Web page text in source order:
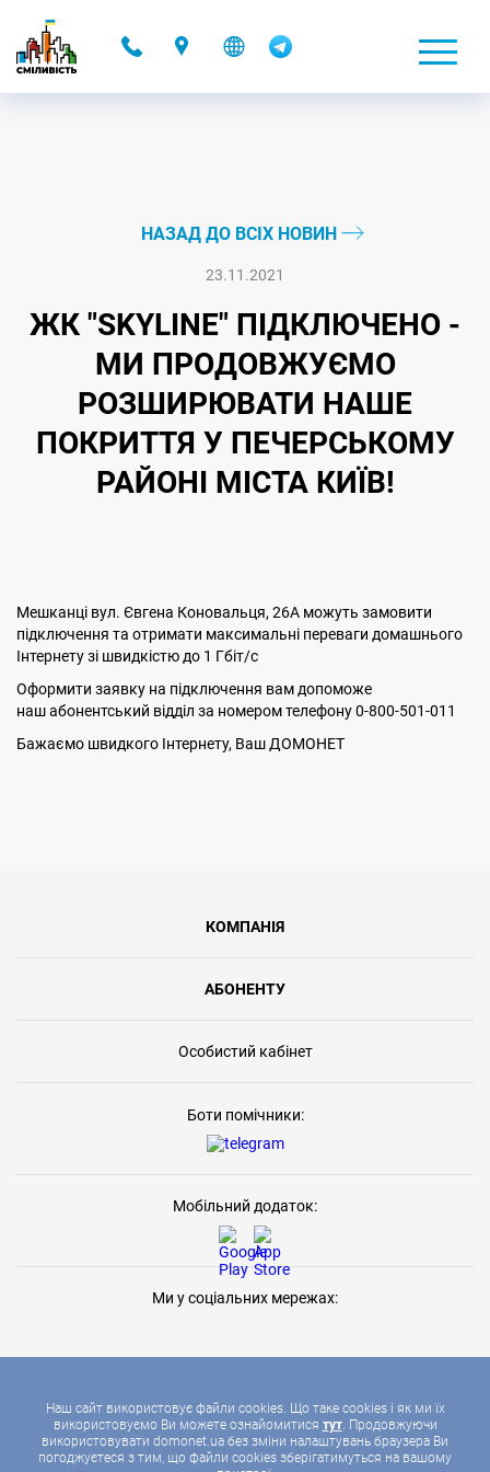
Наш сайт використовує файли cookies. Що таке cookies і як ми їх
використовуємо Ви можете ознайомитися тут. Продовжуючи
використовувати domonet.ua без зміни налаштувань браузера Ви
погоджуєтеся з тим, що файли cookies зберігатимуться на вашому
НАЗАД ДО ВСІХ НОВИН
23.11.2021
ЖК "SKYLINE" ПІДКЛЮЧЕНО -
МИ ПРОДОВЖУЄМО
РОЗШИРЮВАТИ НАШЕ
ПОКРИТТЯ У ПЕЧЕРСЬКОМУ
РАЙОНІ МІСТА КИЇВ!
Мешканці вул. Євгена Коновальця, 26А можуть замовити
підключення та отримати максимальні переваги домашнього
Інтернету зі швидкістю до 1 Гбіт/с
Оформити заявку на підключення вам допоможе
наш абонентський відділ за номером телефону 0-800-501-011
Бажаємо швидкого Інтернету, Ваш ДОМОНЕТ
КОМПАНІЯ
АБОНЕНТУ
Особистий кабінет
Боти помічники:
Мобільний додаток:
Ми у соціальних мережах:
2026 © ДОМОНЕТ, УСІ ПРАВА ЗАХИЩЕНІ